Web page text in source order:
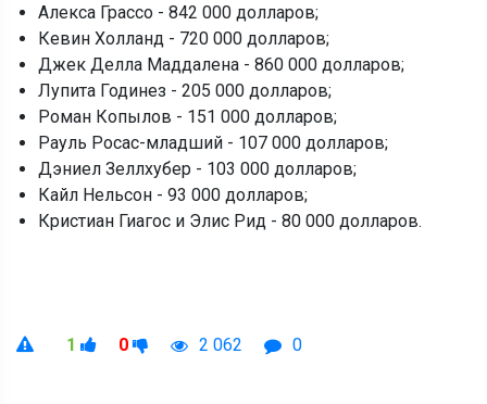
Алекса Грассо - 842 000 долларов;
Кевин Холланд - 720 000 долларов;
Джек Делла Маддалена - 860 000 долларов;
Лупита Годинез - 205 000 долларов;
Роман Копылов - 151 000 долларов;
Рауль Росас-младший - 107 000 долларов;
Дэниел Зеллхубер - 103 000 долларов;
Кайл Нельсон - 93 000 долларов;
Кристиан Гиагос и Элис Рид - 80 000 долларов.
1 0 2 062 0